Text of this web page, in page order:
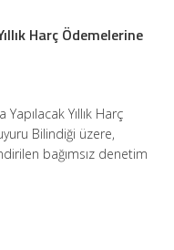
Harç Ödemelerine
Yıllık Harç
Bilindiği üzere,
bağımsız denetim